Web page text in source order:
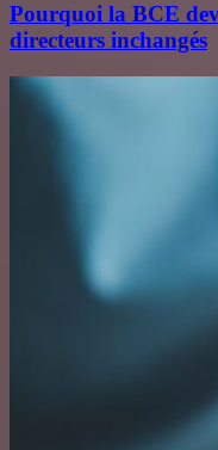
Pourquoi la BCE
directeurs inchangés